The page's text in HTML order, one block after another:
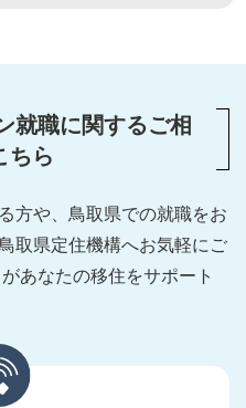
就職に関するご相
ちら
方や、鳥取県での就職をお
取県定住機構へお気軽にご
あなたの移住をサポート